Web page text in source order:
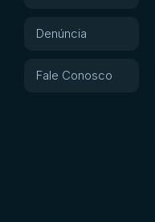
Denúncia
Fale Conosco